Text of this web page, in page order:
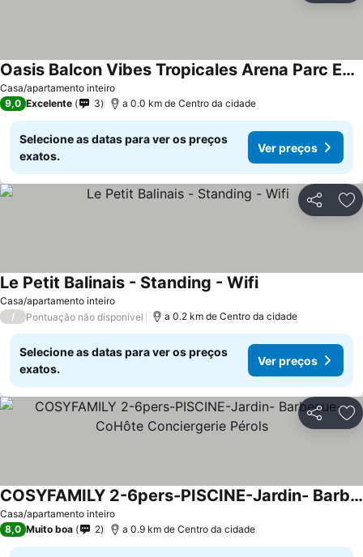
Casa/apartamento inteiro
Oasis Balcon Vibes Tropicales Arena Parc Expo Clim
9,0 Excelente 3 a 0.0 km de Centro da cidade
Selecione as datas para ver os preços
exatos.
Ver preços
Partilhar
Casa/apartamento inteiro
Le Petit Balinais - Standing - Wifi
/ Pontuação não disponível a 0.2 km de Centro da cidade
Selecione as datas para ver os preços
exatos.
Ver preços
Partilhar
Casa/apartamento inteiro
COSYFAMILY 2-6pers-PISCINE-Jardin- Barbecue- CoHôte Conciergerie Pérols
8,0 Muito boa 2 a 0.9 km de Centro da cidade